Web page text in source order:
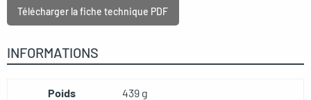
Télécharger la fiche technique PDF
INFORMATIONS
Poids 439 g